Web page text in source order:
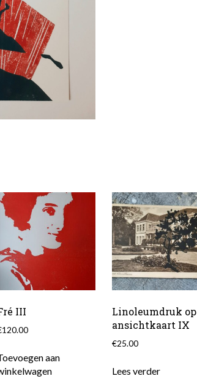
III
120.00
aan
Linoleumdruk op
ansichtkaart IX
€25.00
Lees verder